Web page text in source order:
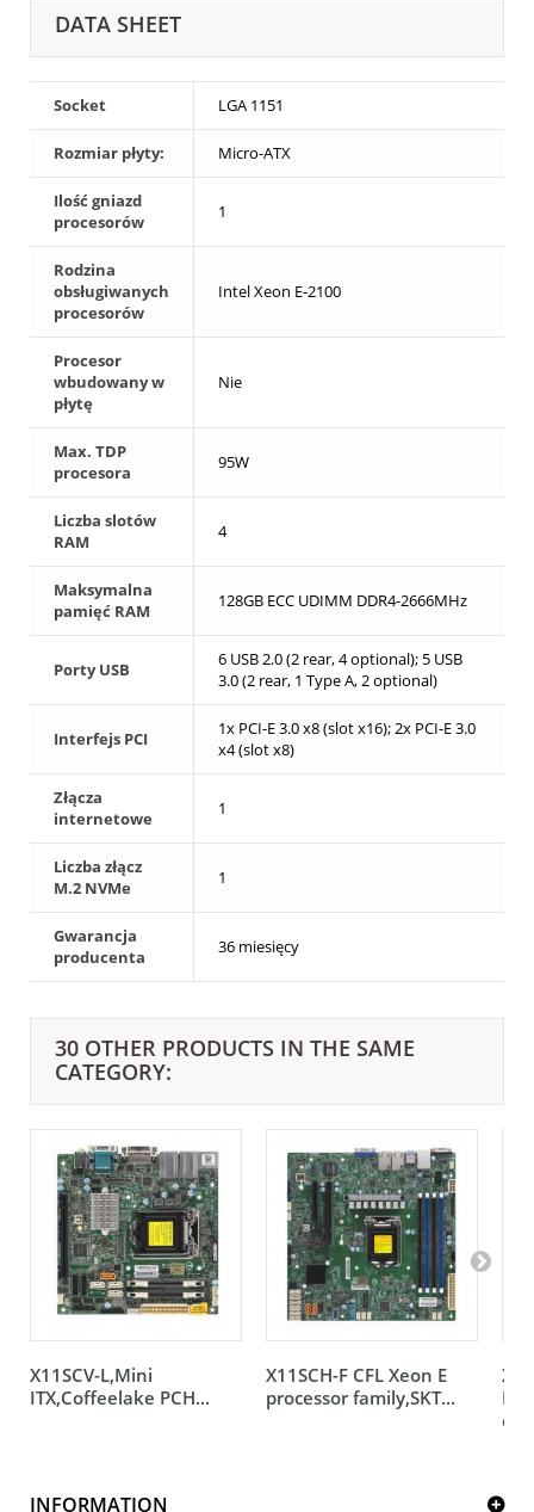
DATA SHEET
Socket LGA 1151
Rozmiar płyty: Micro-ATX
Ilość gniazd
procesorów
1
Rodzina
obsługiwanych
procesorów
Intel Xeon E-2100
Procesor
wbudowany w
płytę
Nie
Max. TDP
procesora
95W
Liczba slotów
RAM
4
Maksymalna
pamięć RAM
128GB ECC UDIMM DDR4-2666MHz
Porty USB
6 USB 2.0 (2 rear, 4 optional); 5 USB
3.0 (2 rear, 1 Type A, 2 optional)
Interfejs PCI
1x PCI-E 3.0 x8 (slot x16); 2x PCI-E 3.0
x4 (slot x8)
Złącza
internetowe
1
Liczba złącz
M.2 NVMe
1
Gwarancja
producenta
36 miesięcy
30 OTHER PRODUCTS IN THE SAME
CATEGORY:
X11SCV-L,Mini
ITX,Coffeelake PCH...
X11SCH-F CFL Xeon E
processor family,SKT...
INFORMATION